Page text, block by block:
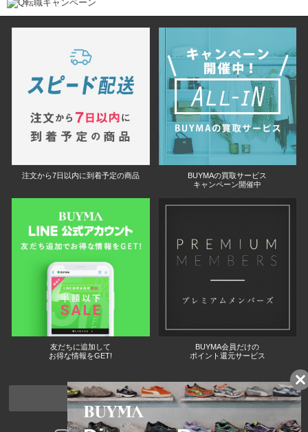
注文から7日以内に到着予定の商品
BUYMAの買取サービス
キャンペーン開催中
友だちに追加して
お得な情報をGET!
BUYMA会員だけの
ポイント還元サービス
ページトップへ